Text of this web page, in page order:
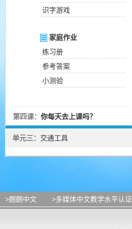
识字游戏
家庭作业
练习册
参考答案
小测验
第四课： 你每天去上课吗？
单元三： 交通工具
>朗朗中文 >多媒体中文教学水平认证